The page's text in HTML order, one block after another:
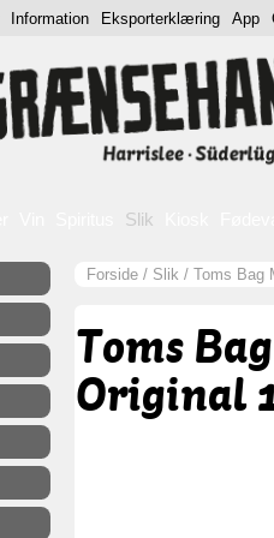
Slik
Forside / Slik / Toms Bag
Toms
Original
Information Eksporterklæring App